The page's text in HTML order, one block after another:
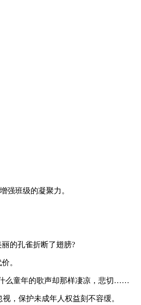
强班级的凝聚力。
的孔雀折断了翅膀?
。
么童年的歌声却那样凄凉，悲切……
，保护未成年人权益刻不容缓。